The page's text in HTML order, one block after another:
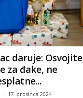
daruje: Osvojite
za đake, ne
- 17. prosinca 2024